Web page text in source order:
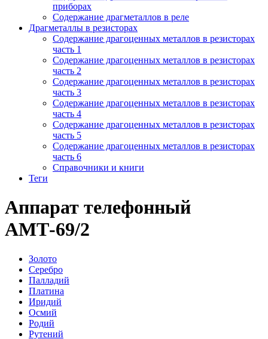
приборах
Содержание драгметаллов в реле
Драгметаллы в резисторах
Содержание драгоценных металлов в резисторах
часть 1
Содержание драгоценных металлов в резисторах
часть 2
Содержание драгоценных металлов в резисторах
часть 3
Содержание драгоценных металлов в резисторах
часть 4
Содержание драгоценных металлов в резисторах
часть 5
Содержание драгоценных металлов в резисторах
часть 6
Справочники и книги
Теги
Аппарат телефонный
АМТ-69/2
Золото
Серебро
Палладий
Платина
Иридий
Осмий
Родий
Рутений